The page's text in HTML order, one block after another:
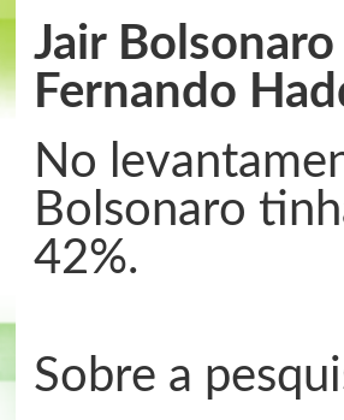
Jair Bolsonaro
Fernando
No
Bolsonaro
42%.
Sobre a